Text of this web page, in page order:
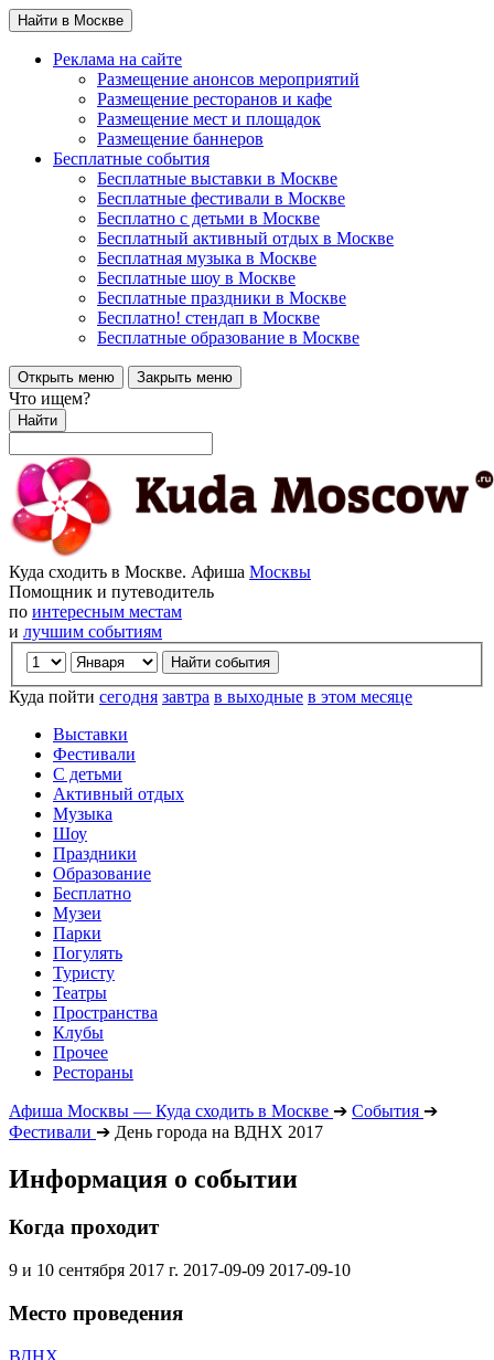
Найти в Москве
Реклама на сайте
Размещение анонсов мероприятий
Размещение ресторанов и кафе
Размещение мест и площадок
Размещение баннеров
Бесплатные события
Бесплатные выставки в Москве
Бесплатные фестивали в Москве
Бесплатно с детьми в Москве
Бесплатный активный отдых в Москве
Бесплатная музыка в Москве
Бесплатные шоу в Москве
Бесплатные праздники в Москве
Бесплатно! стендап в Москве
Бесплатные образование в Москве
Открыть меню Закрыть меню
Что ищем?
Найти
Куда сходить в Москве. Афиша Москвы
Помощник и путеводитель
по интересным местам
и лучшим событиям
Куда пойти сегодня завтра в выходные в этом месяце
Выставки
Фестивали
С детьми
Активный отдых
Музыка
Шоу
Праздники
Образование
Бесплатно
Музеи
Парки
Погулять
Туристу
Театры
Пространства
Клубы
Прочее
Рестораны
Афиша Москвы — Куда сходить в Москве ➔ События ➔
Фестивали ➔ День города на ВДНХ 2017
Информация о событии
Когда проходит
9 и 10 сентября 2017 г. 2017-09-09 2017-09-10
Место проведения
ВДНХ